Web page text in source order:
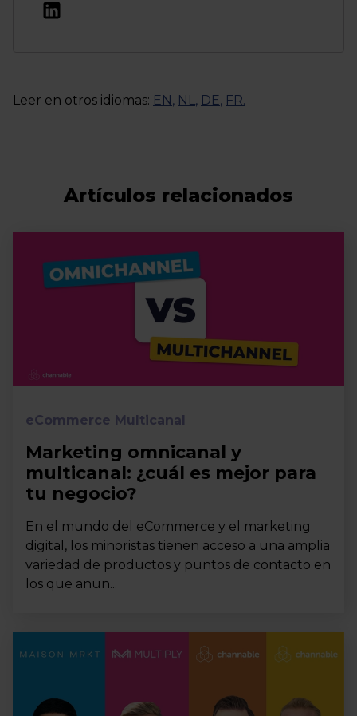
Leer en otros idiomas: EN, NL, DE, FR.
Artículos relacionados
eCommerce Multicanal
Marketing omnicanal y
multicanal: ¿cuál es mejor para
tu negocio?
En el mundo del eCommerce y el marketing
digital, los minoristas tienen acceso a una amplia
variedad de productos y puntos de contacto en
los que anun...